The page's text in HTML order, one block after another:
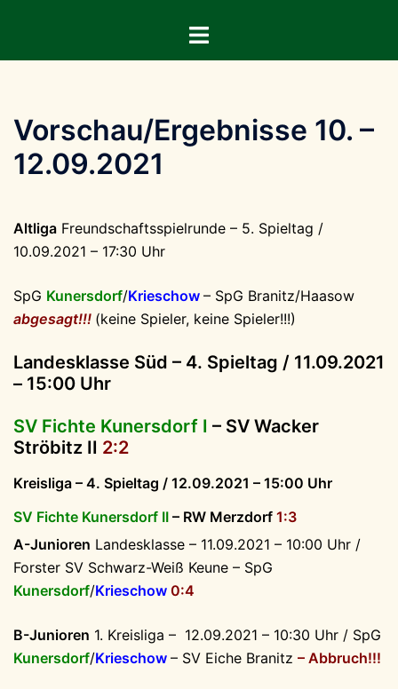
springen
Menü
Vorschau/Ergebnisse 10. –
12.09.2021
Altliga Freundschaftsspielrunde – 5. Spieltag /
10.09.2021 – 17:30 Uhr
SpG Kunersdorf/Krieschow – SpG Branitz/Haasow
abgesagt!!! (keine Spieler, keine Spieler!!!)
Landesklasse Süd – 4. Spieltag / 11.09.2021
– 15:00 Uhr
SV Fichte Kunersdorf I – SV Wacker
Ströbitz II 2:2
Kreisliga – 4. Spieltag / 12.09.2021 – 15:00 Uhr
SV Fichte Kunersdorf II – RW Merzdorf 1:3
A-Junioren Landesklasse – 11.09.2021 – 10:00 Uhr /
Forster SV Schwarz-Weiß Keune – SpG
Kunersdorf/Krieschow 0:4
B-Junioren 1. Kreisliga – 12.09.2021 – 10:30 Uhr / SpG
Kunersdorf/Krieschow – SV Eiche Branitz – Abbruch!!!